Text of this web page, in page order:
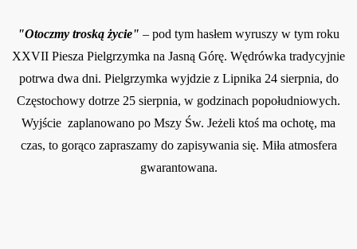
"Otoczmy troską życie" – pod tym hasłem wyruszy w tym roku
XXVII Piesza Pielgrzymka na Jasną Górę. Wędrówka tradycyjnie
potrwa dwa dni. Pielgrzymka wyjdzie z Lipnika 24 sierpnia, do
Częstochowy dotrze 25 sierpnia, w godzinach popołudniowych.
Wyjście zaplanowano po Mszy Św. Jeżeli ktoś ma ochotę, ma
czas, to gorąco zapraszamy do zapisywania się. Miła atmosfera
gwarantowana.